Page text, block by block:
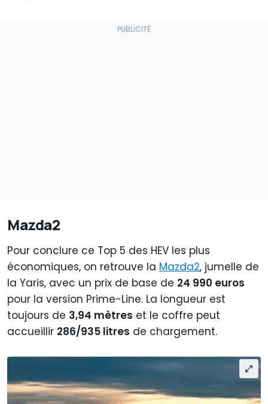
Mazda2
Pour conclure ce Top 5 des HEV les plus
économiques, on retrouve la Mazda2, jumelle de
la Yaris, avec un prix de base de 24 990 euros
pour la version Prime-Line. La longueur est
toujours de 3,94 mètres et le coffre peut
accueillir 286/935 litres de chargement.